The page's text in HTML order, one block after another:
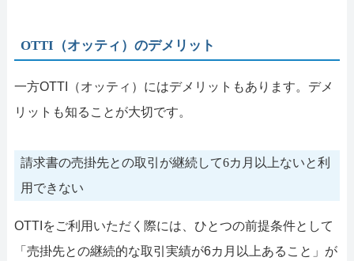
OTTI（オッティ）のデメリット
一方OTTI（オッティ）にはデメリットもあります。デメ
リットも知ることが大切です。
請求書の売掛先との取引が継続して6カ月以上ないと利
用できない
OTTIをご利用いただく際には、ひとつの前提条件として
「売掛先との継続的な取引実績が6カ月以上あること」が